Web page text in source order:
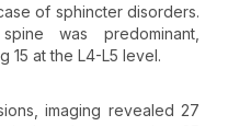
of sphincter disorders.
was predominant,
15 at the L4-L5 level.
imaging revealed 27